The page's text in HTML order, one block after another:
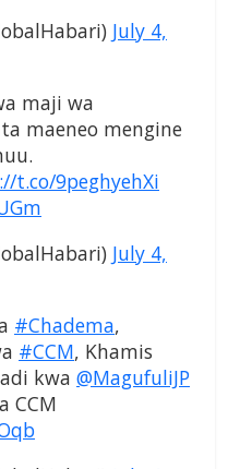
July 4,
maji wa
maeneo mengine
t.co/9peghyehXi
July 4,
#Chadema,
#CCM, Khamis
kwa @MagufuliJP
CCM